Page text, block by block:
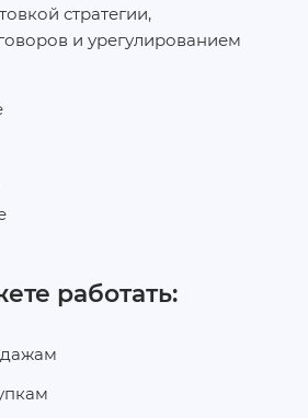
стратегии,
и урегулированием
работать: